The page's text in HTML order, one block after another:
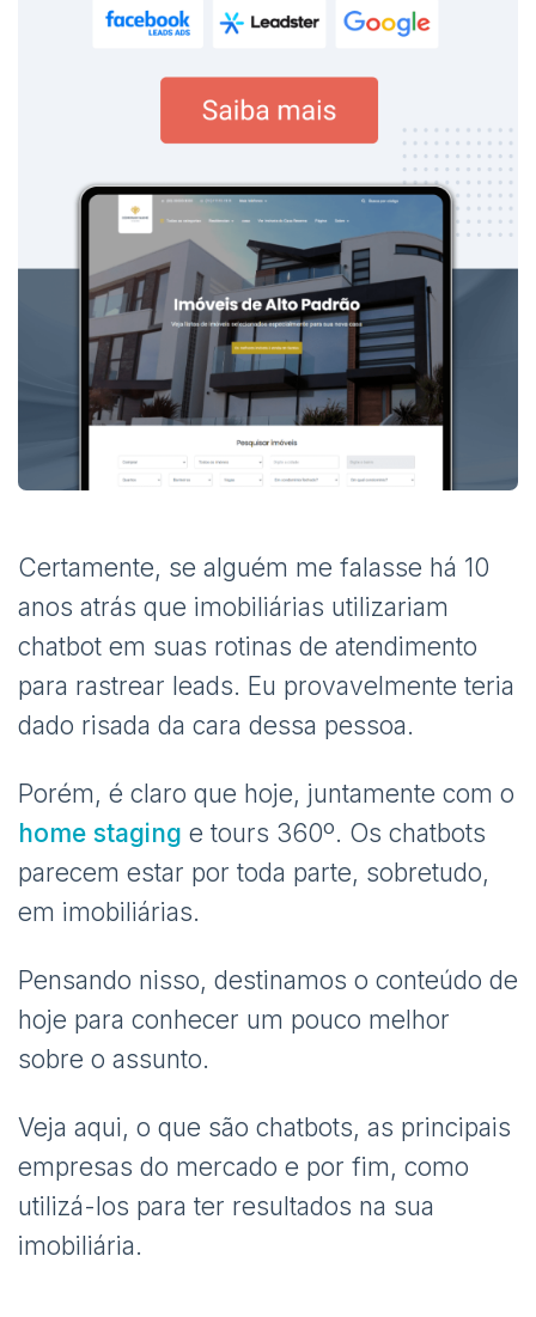
Certamente, se alguém me falasse há 10
anos atrás que imobiliárias utilizariam
chatbot em suas rotinas de atendimento
para rastrear leads. Eu provavelmente teria
dado risada da cara dessa pessoa.
Porém, é claro que hoje, juntamente com o
home staging e tours 360º. Os chatbots
parecem estar por toda parte, sobretudo,
em imobiliárias.
Pensando nisso, destinamos o conteúdo de
hoje para conhecer um pouco melhor
sobre o assunto.
Veja aqui, o que são chatbots, as principais
empresas do mercado e por fim, como
utilizá-los para ter resultados na sua
imobiliária.